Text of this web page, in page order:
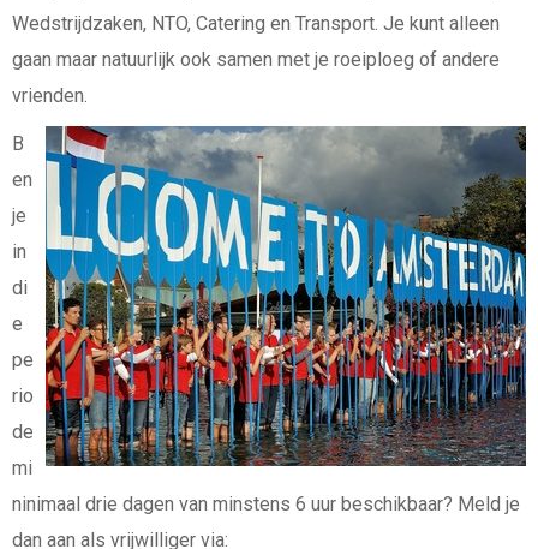
Wedstrijdzaken, NTO, Catering en Transport. Je kunt alleen
gaan maar natuurlijk ook samen met je roeiploeg of andere
vrienden.
B
en
je
in
di
e
pe
rio
de
mi
ninimaal drie dagen van minstens 6 uur beschikbaar? Meld je
dan aan als vrijwilliger via: